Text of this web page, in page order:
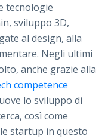
tecnologie
sviluppo 3D,
al design, alla
Negli ultimi
anche grazie alla
competence
lo sviluppo di
così come
startup in questo